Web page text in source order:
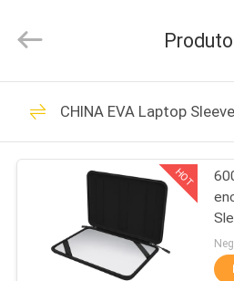
CASA
PRODUTOS
NÓS
Rights
by
EVA Hard
CHINA EVA Laptop Sleeve
HOT